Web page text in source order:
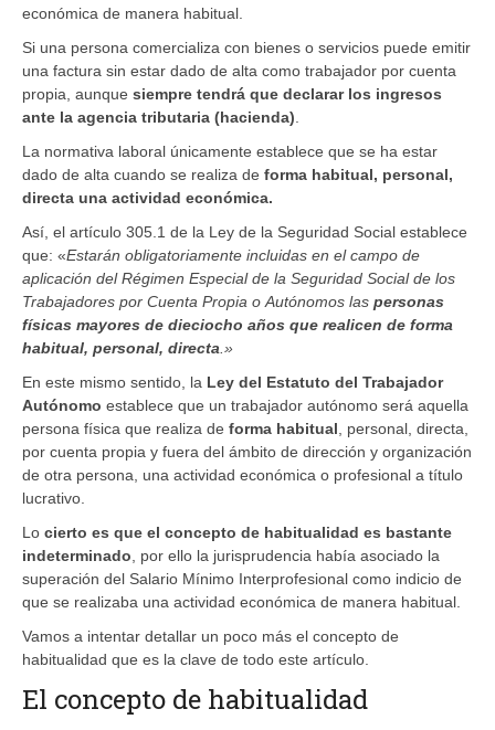
económica de manera habitual.
Si una persona comercializa con bienes o servicios puede emitir
una factura sin estar dado de alta como trabajador por cuenta
propia, aunque siempre tendrá que declarar los ingresos
ante la agencia tributaria (hacienda)
La normativa laboral únicamente establece que se ha estar
dado de alta cuando se realiza de forma habitual, personal,
directa una actividad económica.
Así, el artículo 305.1 de la Ley de la Seguridad Social establece
que: «Estarán obligatoriamente incluidas en el campo de
aplicación del Régimen Especial de la Seguridad Social de los
Trabajadores por Cuenta Propia o Autónomos las personas
físicas mayores de dieciocho años que realicen de forma
habitual, personal, directa .»
En este mismo sentido, la Ley del Estatuto del Trabajador
Autónomo establece que un trabajador autónomo será aquella
persona física que realiza de forma habitual , personal, directa,
por cuenta propia y fuera del ámbito de dirección y organización
de otra persona, una actividad económica o profesional a título
lucrativo.
Lo cierto es que el concepto de habitualidad es bastante
indeterminado , por ello la jurisprudencia había asociado la
superación del Salario Mínimo Interprofesional como indicio de
que se realizaba una actividad económica de manera habitual.
Vamos a intentar detallar un poco más el concepto de
habitualidad que es la clave de todo este artículo.
El concepto de habitualidad